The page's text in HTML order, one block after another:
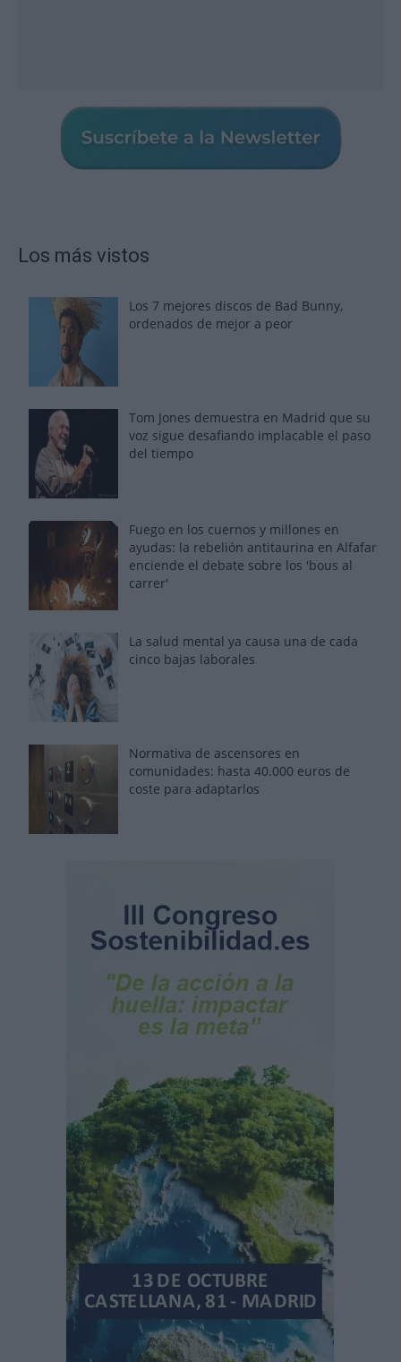
Los más vistos
Los 7 mejores discos de Bad Bunny,
ordenados de mejor a peor
Tom Jones demuestra en Madrid que su
voz sigue desafiando implacable el paso
del tiempo
Fuego en los cuernos y millones en
ayudas: la rebelión antitaurina en Alfafar
enciende el debate sobre los 'bous al
carrer'
La salud mental ya causa una de cada
cinco bajas laborales
Normativa de ascensores en
comunidades: hasta 40.000 euros de
coste para adaptarlos